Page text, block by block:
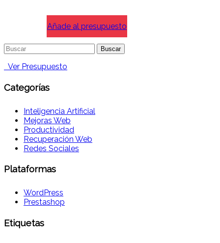
Añade al presupuesto
Buscar:
Ver Presupuesto
Categorías
Inteligencia Artificial
Mejoras Web
Productividad
Recuperación Web
Redes Sociales
Plataformas
WordPress
Prestashop
Etiquetas